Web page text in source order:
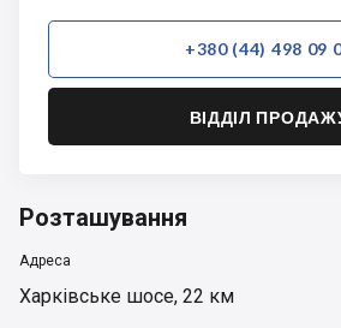
+380 (44) 498 09
ВІДДІЛ
Розташування
Адреса
Харківське шосе, 22 км